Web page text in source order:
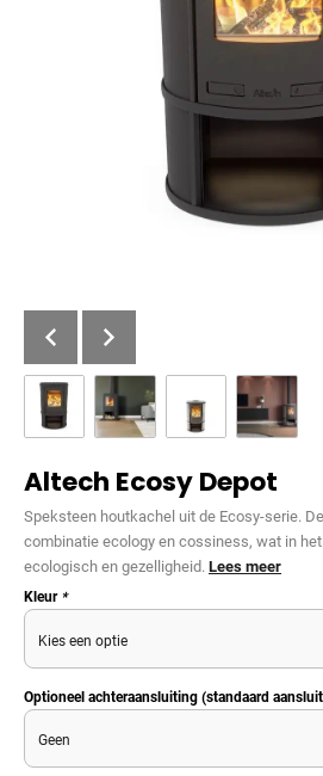
Altech Ecosy Depot
Speksteen houtkachel uit de Ecosy-serie.
combinatie ecology en cossiness, wat in
ecologisch en gezelligheid. Lees meer
Kleur *
Optioneel achteraansluiting (standaard